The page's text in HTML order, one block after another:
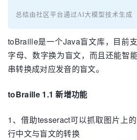
总结由社区平台通过AI大模型技术生成
toBraille是一个Java盲文库，目前
字母、数字换为盲文，而且还能智
串转换成对应发音的盲文。
toBraille 1.1 新增功能
1、借助tesseract可以抓取图片上
行中文与盲文的转换